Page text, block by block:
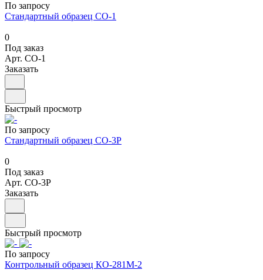
По запросу
Стандартный образец СО-1
0
Под заказ
Арт. СО-1
Заказать
Быстрый просмотр
По запросу
Стандартный образец СО-3Р
0
Под заказ
Арт. СО-3Р
Заказать
Быстрый просмотр
По запросу
Контрольный образец КО-281М-2